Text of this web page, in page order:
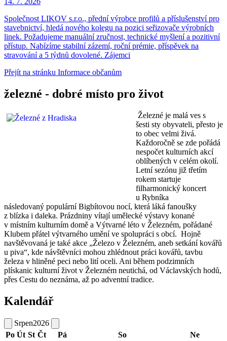
Společnost LIKOV s.r.o., přední výrobce profilů a příslušenství pro
stavebnictví, hledá nového kolegu na pozici seřizovače výrobních
linek. Požadujeme manuální zručnost, technické myšlení a pozitivní
přístup. Nabízíme stabilní zázemí, roční prémie, příspěvek na
stravování a 5 týdnů dovolené. Zájemci
Přejít na stránku Informace občanům
železné - dobré místo pro život
Železné je malá ves s
šesti sty obyvateli, přesto je
to obec velmi živá.
Každoročně se zde pořádá
nespočet kulturních akcí
oblíbených v celém okolí.
Letní sezónu již třetím
rokem startuje
filharmonický koncert
u Rybníka
následovaný populární Bigbítovou nocí, která láká fanoušky
z blízka i daleka. Prázdniny vítají umělecké výstavy konané
v místním kulturním domě a Výtvarné léto v Železném, pořádané
Klubem přátel výtvarného umění ve spolupráci s obcí. Hojně
navštěvovaná je také akce „Železo v Železném, aneb setkání kovářů
u piva“, kde návštěvníci mohou zhlédnout práci kovářů, tavbu
železa v hliněné peci nebo lití oceli. Ani během podzimních
plískanic kulturní život v Železném neutichá, od Václavských hodů,
přes Cestu do neznáma, až po adventní tradice.
Kalendář
Srpen2026
Po Út St Čt Pá So Ne